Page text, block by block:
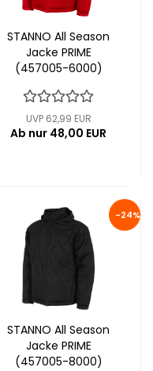
STANNO All Season
Jacke PRIME
(457005-6000)
UVP 62,99 EUR
Ab nur 48,00 EUR
-24%
STANNO All Season
Jacke PRIME
(457005-8000)